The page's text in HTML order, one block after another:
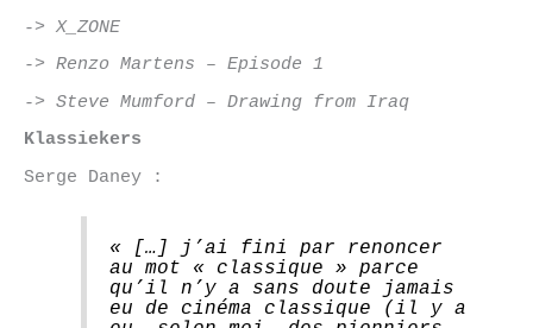
-> X_ZONE
-> Renzo Martens – Episode 1
-> Steve Mumford – Drawing from Iraq
Klassiekers
Serge Daney :
« […] j’ai fini par renoncer
au mot « classique » parce
qu’il n’y a sans doute jamais
eu de cinéma classique (il y a